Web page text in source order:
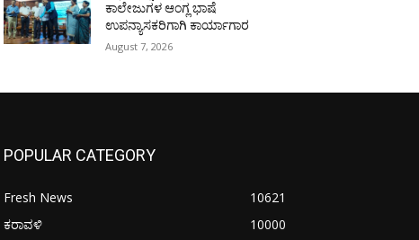
ಕಾಲೇಜುಗಳ ಆಂಗ್ಲ ಭಾಷೆ
ಉಪನ್ಯಾಸಕರಿಗಾಗಿ ಕಾರ್ಯಾಗಾರ
August 7, 2026
POPULAR CATEGORY
Fresh News
10621
ಕರಾವಳಿ
10000